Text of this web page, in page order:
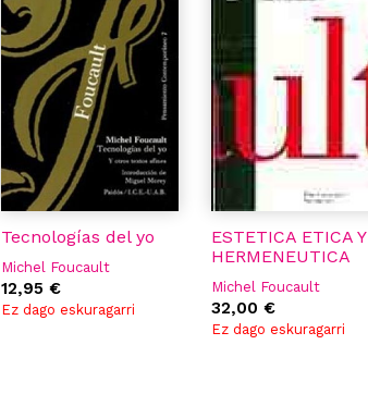
Tecnologías del yo
Michel Foucault
12,95 €
Ez dago eskuragarri
ESTETICA ETICA Y
HERMENEUTICA
Michel Foucault
32,00 €
Ez dago eskuragarri